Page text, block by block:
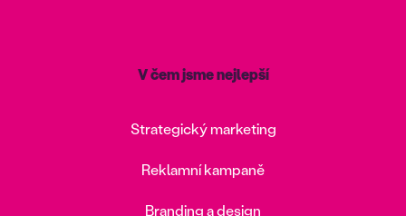
V čem jsme nejlepší
Strategický marketing
Reklamní kampaně
Branding a design